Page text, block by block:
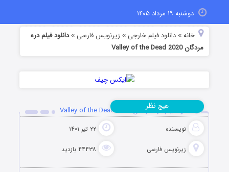
دوشنبه ۱۹ مرداد ۱۴۰۵
خانه »دانلود فیلم خارجی » زیرنویس فارسی »دانلود فیلم دره
مردگان Valley of the Dead 2020
دانلود فیلم دره مردگان Valley of the Dead 2020
نویسنده ۲۲ تیر ۱۴۰۱
زیرنویس فارسی ۴۴۴۳۸ بازدید
هیچ نظر